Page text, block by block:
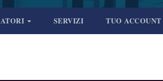
SERVIZI TUO ACCOUNT